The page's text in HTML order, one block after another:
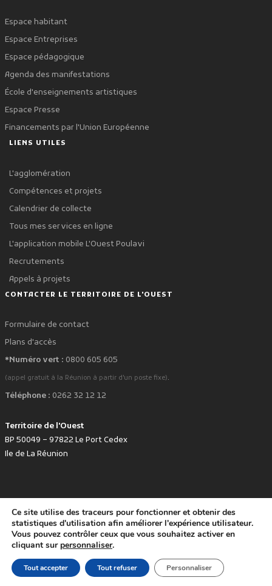
Espace habitant
Espace Entreprises
Espace pédagogique
Agenda des manifestations
École d'enseignements artistiques
Espace Presse
Financements par l'Union Européenne
LIENS UTILES
L'agglomération
Compétences et projets
Calendrier de collecte
Tous mes services en ligne
L'application mobile L'Ouest Poulavi
Recrutements
Appels à projets
CONTACTER LE TERRITOIRE DE L'OUEST
Formulaire de contact
Plans d'accès
*Numéro vert : 0800 605 605
(appel gratuit à la Réunion à partir d'un poste fixe).
Téléphone : 0262 32 12 12
Territoire de l'Ouest
BP 50049 – 97822 Le Port Cedex
Ile de La Réunion
Développé avec favoritepar le Territoire de l'Ouest © www.tco.re -2026.
Politique de protection des données personnelles
Mentions légales
Accessibilité : non conforme
Ce site utilise des traceurs pour fonctionner et obtenir des
statistiques d'utilisation afin améliorer l'expérience utilisateur.
Vous pouvez contrôler ceux que vous souhaitez activer en
cliquant sur personnaliser.
Tout accepter Tout refuser Personnaliser